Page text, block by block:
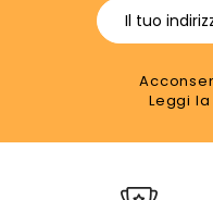
Leggi